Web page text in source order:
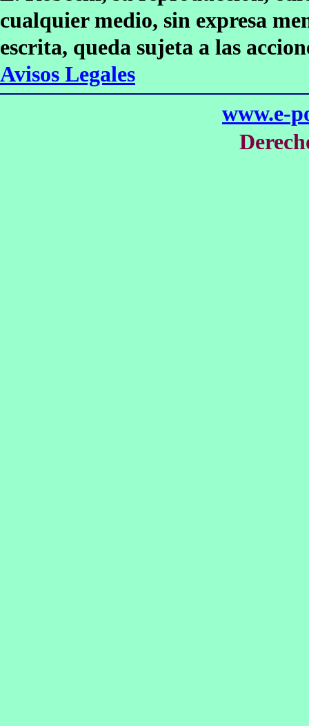
cualquier medio, sin expresa
escrita, queda sujeta a las
Avisos Legales
www.e-